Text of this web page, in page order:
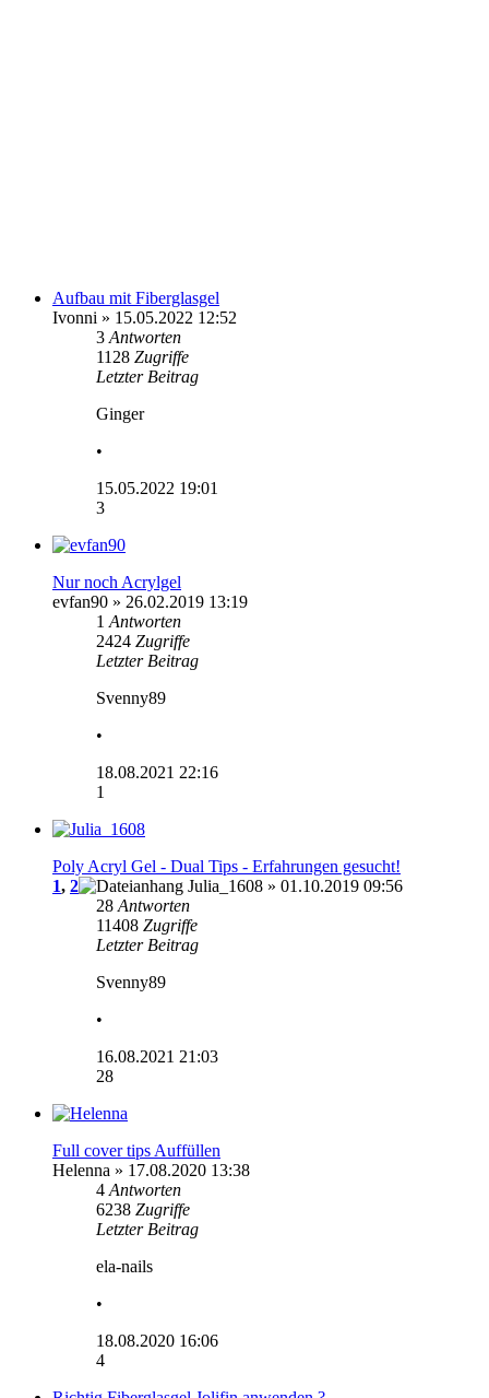
Aufbau mit Fiberglasgel
Ivonni » 15.05.2022 12:52
3 Antworten
1128 Zugriffe
Letzter Beitrag
Ginger
•
15.05.2022 19:01
3
Nur noch Acrylgel
evfan90 » 26.02.2019 13:19
1 Antworten
2424 Zugriffe
Letzter Beitrag
Svenny89
•
18.08.2021 22:16
1
Poly Acryl Gel - Dual Tips - Erfahrungen gesucht!
1, 2 Julia_1608 » 01.10.2019 09:56
28 Antworten
11408 Zugriffe
Letzter Beitrag
Svenny89
•
16.08.2021 21:03
28
Full cover tips Auffüllen
Helenna » 17.08.2020 13:38
4 Antworten
6238 Zugriffe
Letzter Beitrag
ela-nails
•
18.08.2020 16:06
4